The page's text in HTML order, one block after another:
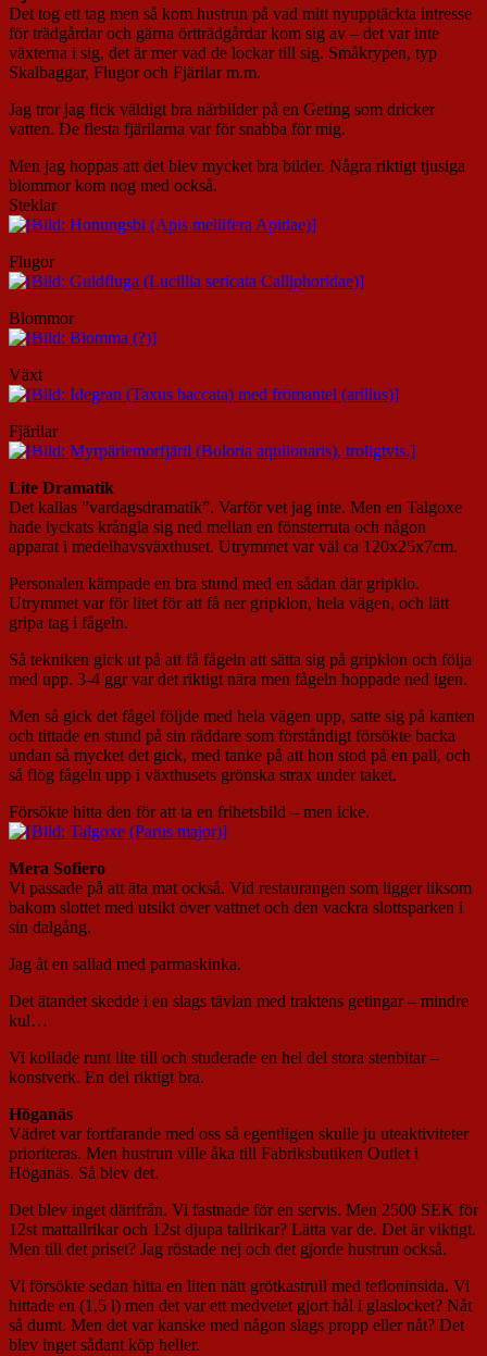
Det tog ett tag men så kom hustrun på vad mitt nyupptäckta intresse
för trädgårdar och gärna örtträdgårdar kom sig av – det var inte
växterna i sig, det är mer vad de lockar till sig. Småkrypen, typ
Skalbaggar, Flugor och Fjärilar m.m.
Jag tror jag fick väldigt bra närbilder på en Geting som dricker
vatten. De flesta fjärilarna var för snabba för mig.
Men jag hoppas att det blev mycket bra bilder. Några riktigt tjusiga
blommor kom nog med också.
Steklar
Flugor
Blommor
Växt
Fjärilar
Lite Dramatik
Det kallas ”vardagsdramatik”. Varför vet jag inte. Men en Talgoxe
hade lyckats krångla sig ned mellan en fönsterruta och någon
apparat i medelhavsväxthuset. Utrymmet var väl ca 120x25x7cm.
Personalen kämpade en bra stund med en sådan där gripklo.
Utrymmet var för litet för att få ner gripklon, hela vägen, och lätt
gripa tag i fågeln.
Så tekniken gick ut på att få fågeln att sätta sig på gripklon och följa
med upp. 3-4 ggr var det riktigt nära men fågeln hoppade ned igen.
Men så gick det fågel följde med hela vägen upp, satte sig på kanten
och tittade en stund på sin räddare som förståndigt försökte backa
undan så mycket det gick, med tanke på att hon stod på en pall, och
så flög fågeln upp i växthusets grönska strax under taket.
Försökte hitta den för att ta en frihetsbild – men icke.
Mera Sofiero
Vi passade på att äta mat också. Vid restaurangen som ligger liksom
bakom slottet med utsikt över vattnet och den vackra slottsparken i
sin dalgång.
Jag åt en sallad med parmaskinka.
Det ätandet skedde i en slags tävlan med traktens getingar – mindre
kul…
Vi kollade runt lite till och studerade en hel del stora stenbitar –
konstverk. En del riktigt bra.
Höganäs
Vädret var fortfarande med oss så egentligen skulle ju uteaktiviteter
prioriteras. Men hustrun ville åka till Fabriksbutiken Outlet i
Höganäs. Så blev det.
Det blev inget därifrån. Vi fastnade för en servis. Men 2500 SEK för
12st mattallrikar och 12st djupa tallrikar? Lätta var de. Det är viktigt.
Men till det priset? Jag röstade nej och det gjorde hustrun också.
Vi försökte sedan hitta en liten nätt grötkastrull med tefloninsida. Vi
hittade en (1,5 l) men det var ett medvetet gjort hål i glaslocket? Nåt
så dumt. Men det var kanske med någon slags propp eller nåt? Det
blev inget sådant köp heller.